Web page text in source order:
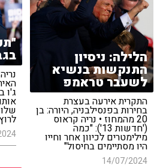
ג'ו
הלילה: ניסיון
התנקשות בנשיא
לשעבר טראמפ
התקרית אירעה בעצרת
בחירות בפנסילבניה, היורה: בן
20 מהמחוז • נריה קראוס
('חדשות 13'): "כמה
מילימטרים לכיוון אחר וחייו
היו מסתיימים בחיסול"
14/07/2024